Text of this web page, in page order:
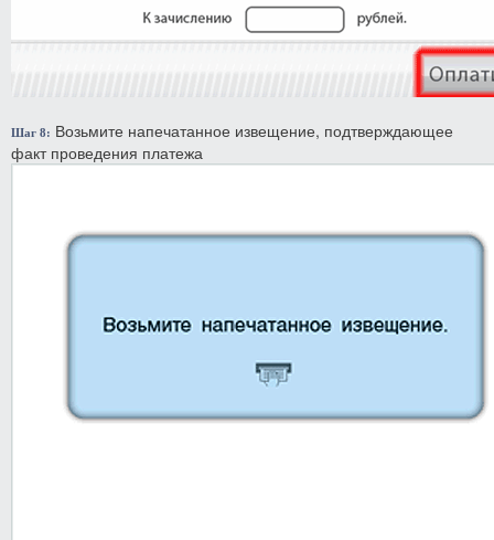
Шаг 8: Возьмите напечатанное извещение, подтверждающее
факт проведения платежа